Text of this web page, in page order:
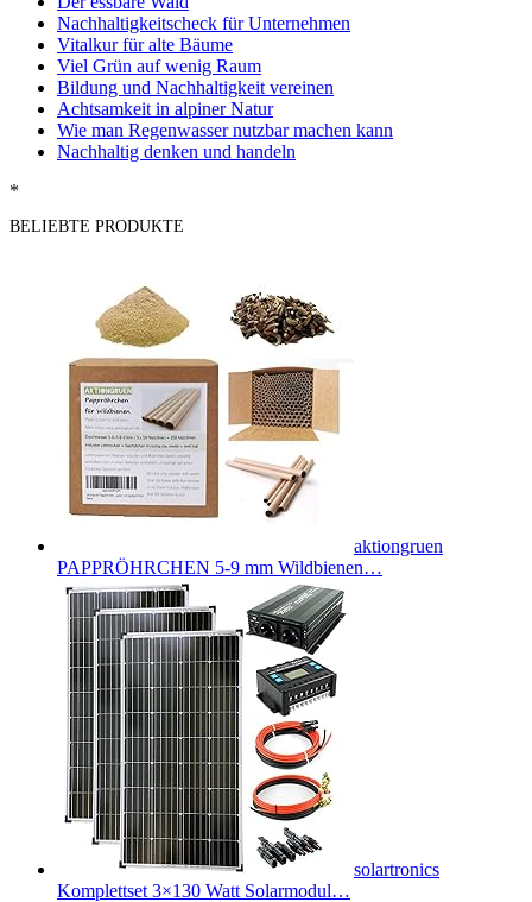
Nachhaltigkeitscheck für Unternehmen
Vitalkur für alte Bäume
Viel Grün auf wenig Raum
Bildung und Nachhaltigkeit vereinen
Achtsamkeit in alpiner Natur
Wie man Regenwasser nutzbar machen kann
Nachhaltig denken und handeln
*
BELIEBTE PRODUKTE
aktiongruen
PAPPRÖHRCHEN 5-9 mm Wildbienen…
solartronics
Komplettset 3×130 Watt Solarmodul…